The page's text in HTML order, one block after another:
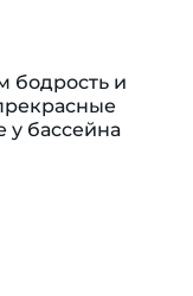
бодрость и
у бассейна